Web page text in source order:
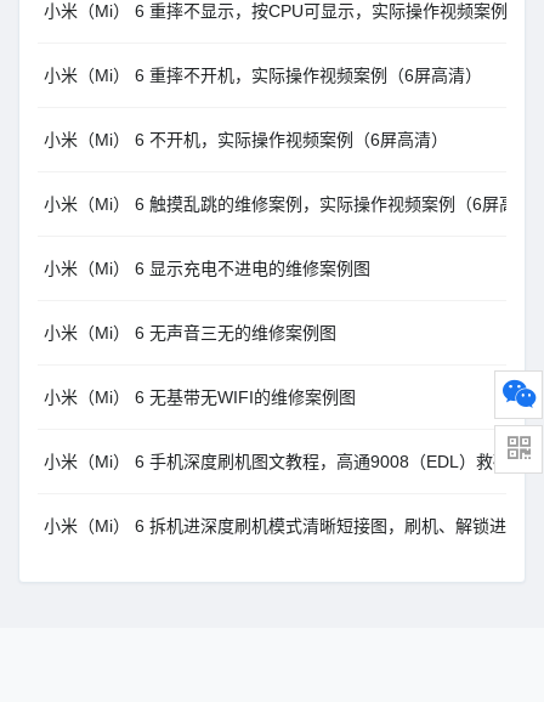
小米（Mi） 6 重摔不显示，按CPU可显示，实际操作视频案例（6
小米（Mi） 6 重摔不开机，实际操作视频案例（6屏高清）
小米（Mi） 6 不开机，实际操作视频案例（6屏高清）
小米（Mi） 6 触摸乱跳的维修案例，实际操作视频案例（6屏高清
小米（Mi） 6 显示充电不进电的维修案例图
小米（Mi） 6 无声音三无的维修案例图
小米（Mi） 6 无基带无WIFI的维修案例图
小米（Mi） 6 手机深度刷机图文教程，高通9008（EDL）救砖方法
小米（Mi） 6 拆机进深度刷机模式清晰短接图，刷机、解锁进高